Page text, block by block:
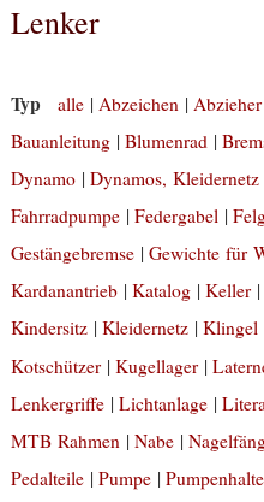
Lenker
Typ alle |Abzeichen |
Bauanleitung |Blumenrad |
Dynamo |Dynamos, Kleidernetz
Fahrradpumpe |Federgabel |
Gestängebremse |Gewichte für
Kardanantrieb |Katalog |Keller
Kindersitz |Kleidernetz |Klingel
Kotschützer |Kugellager |
Lenkergriffe |Lichtanlage |
MTB Rahmen |Nabe |
Pedalteile |Pumpe |